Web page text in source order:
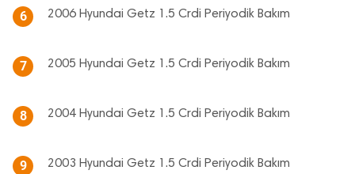
6 2006 Hyundai Getz 1.5 Crdi Periyodik Bakım
7 2005 Hyundai Getz 1.5 Crdi Periyodik Bakım
8 2004 Hyundai Getz 1.5 Crdi Periyodik Bakım
9 2003 Hyundai Getz 1.5 Crdi Periyodik Bakım